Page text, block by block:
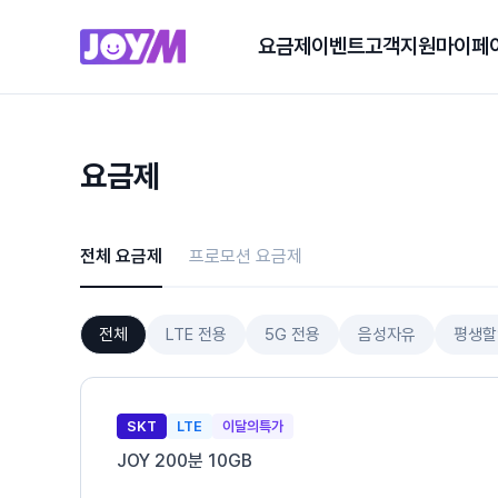
요금제 이벤트고객지원마이페
요금제
전체 요금제 프로모션 요금제
전체 LTE 전용 5G 전용 음성자유 평생
SKT LTE 이달의특가
JOY 200분 10GB